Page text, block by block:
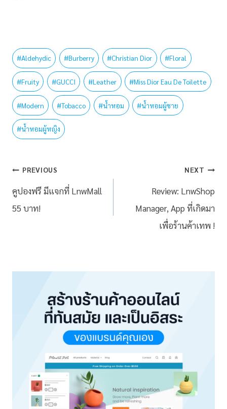
#Aldehydic #Burberry #Christian Dior #Floral
#Fruity #GUCCI #Leather #Miss Dior Eau De Toilette
#Modern #Tobacco #น้ำหอม #น้ำหอมผู้ชาย
#น้ำหอมผู้หญิง
PREVIOUS
คูปองฟรี มีแจกที่ LnwMall
55 บาท!
NEXT
Review: LnwShop
Manager, App ที่เกิดมา
เพื่อร้านค้าเทพ !